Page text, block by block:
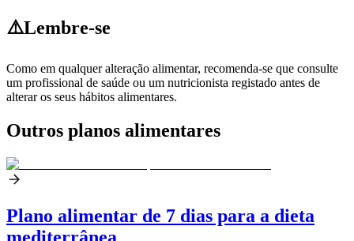
⚠️Lembre-se
Como em qualquer alteração alimentar, recomenda-se que consulte
um profissional de saúde ou um nutricionista registado antes de
alterar os seus hábitos alimentares.
Outros planos alimentares
Plano alimentar de 7 dias para a dieta